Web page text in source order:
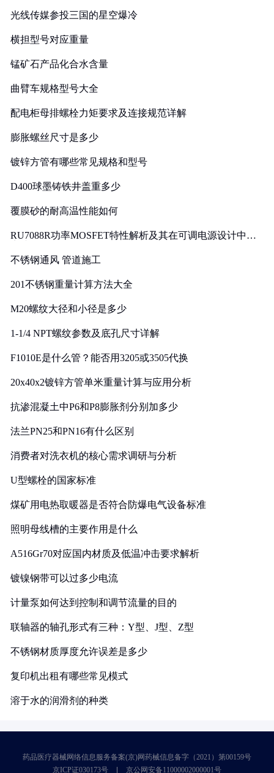
光线传媒参投三国的星空爆冷
横担型号对应重量
锰矿石产品化合水含量
曲臂车规格型号大全
配电柜母排螺栓力矩要求及连接规范详解
膨胀螺丝尺寸是多少
镀锌方管有哪些常见规格和型号
D400球墨铸铁井盖重多少
覆膜砂的耐高温性能如何
RU7088R功率MOSFET特性解析及其在可调电源设计中的
不锈钢通风 管道施工
201不锈钢重量计算方法大全
M20螺纹大径和小径是多少
1-1/4 NPT螺纹参数及底孔尺寸详解
F1010E是什么管？能否用3205或3505代换
20x40x2镀锌方管单米重量计算与应用分析
抗渗混凝土中P6和P8膨胀剂分别加多少
法兰PN25和PN16有什么区别
消费者对洗衣机的核心需求调研与分析
U型螺栓的国家标准
煤矿用电热取暖器是否符合防爆电气设备标准
照明母线槽的主要作用是什么
A516Gr70对应国内材质及低温冲击要求解析
镀镍钢带可以过多少电流
计量泵如何达到控制和调节流量的目的
联轴器的轴孔形式有三种：Y型、J型、Z型
不锈钢材质厚度允许误差是多少
复印机出租有哪些常见模式
溶于水的润滑剂的种类
药品医疗器械网络信息服务备案(京)网药械信息备字（2021）第00159号
京ICP证030173号
京公网安备11000002000001号